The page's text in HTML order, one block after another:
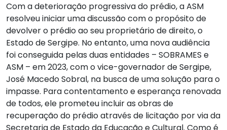
Com a deterioração progressiva do prédio, a ASM
resolveu iniciar uma discussão com o propósito de
devolver o prédio ao seu proprietário de direito, o
Estado de Sergipe. No entanto, uma nova audiência
foi conseguida pelas duas entidades – SOBRAMES e
ASM – em 2023, com o vice-governador de Sergipe,
José Macedo Sobral, na busca de uma solução para o
impasse. Para contentamento e esperança renovada
de todos, ele prometeu incluir as obras de
recuperação do prédio através de licitação por via da